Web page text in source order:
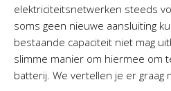
elektriciteitsnetwerken steeds
soms geen nieuwe aansluiting
bestaande capaciteit niet mag
slimme manier om hiermee om
batterij. We vertellen je er graag